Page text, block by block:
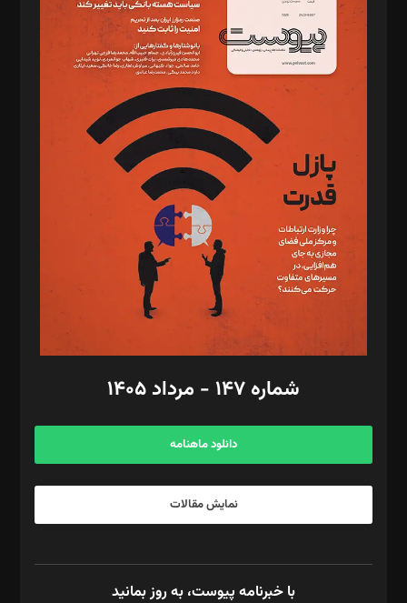
د‌بیر ناداستان: سمانه سمیع
د‌بیر خدمت و تجارت: ابوالفضل رجبی
د‌بیر حقوق فناوری: حسام‌الدین ایپکچی
د‌بیر پیوست جهان: مینا پاکدل
د‌بیر تحریریه آنلاین: بابک نقاش
تحریریه‌: مجتبی محمود‌ی، آرش برهمند، یسنا امان‌پور، سروش کرمیان،
مصطفی مسجدی آرانی، ابوالفضل رجبی، زهرا فکرانه، فائزه فتحی
رستمی،مصطفی باستان
ویرایش: نگار استاد‌‌آقا
طراح یونیفرم: مجید توکلی
فیلمبرداری و عکاسی: امیر شفیعی، مانی لطفی زاده
گرافیک و صفحه‌آرایی: سید‌سبحان‌علی ثابت
مد‌یر توسعه تجاری: کامبیز برید‌
امور مالی: شاپور رهبری، محمد‌ کاظمی‌نیا
آگهی و مشترکین: ۰۹۱۹۹۹۹۰۴۵۴
شماره ۱۴۷ - مرداد ۱۴۰۵
دانلود ماهنامه
نمایش مقالات
با خبرنامه پیوست، به روز بمانید